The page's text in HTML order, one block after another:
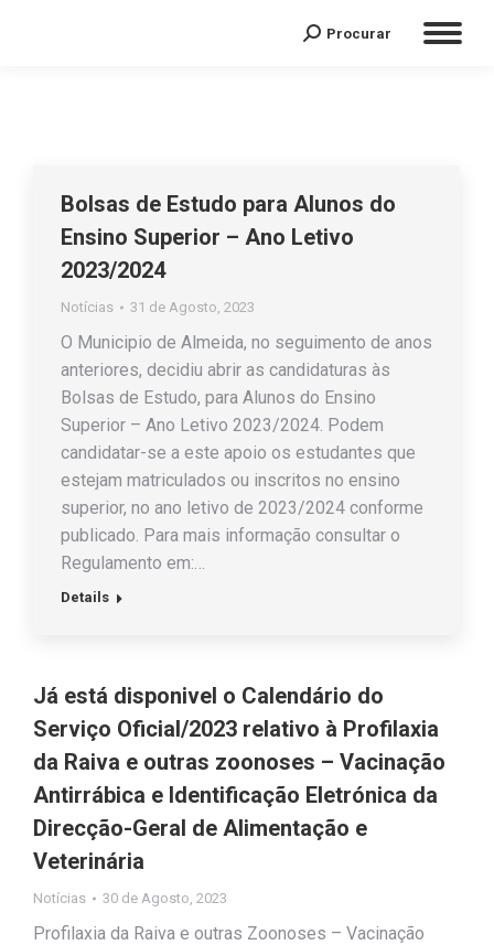
Procurar
Bolsas de Estudo para Alunos do
Ensino Superior – Ano Letivo
2023/2024
Notícias 31 de Agosto, 2023
O Municipio de Almeida, no seguimento de anos
anteriores, decidiu abrir as candidaturas às
Bolsas de Estudo, para Alunos do Ensino
Superior – Ano Letivo 2023/2024. Podem
candidatar-se a este apoio os estudantes que
estejam matriculados ou inscritos no ensino
superior, no ano letivo de 2023/2024 conforme
publicado. Para mais informação consultar o
Regulamento em:…
Details
Já está disponivel o Calendário do
Serviço Oficial/2023 relativo à Profilaxia
da Raiva e outras zoonoses – Vacinação
Antirrábica e Identificação Eletrónica da
Direcção-Geral de Alimentação e
Veterinária
Notícias 30 de Agosto, 2023
Profilaxia da Raiva e outras Zoonoses – Vacinação